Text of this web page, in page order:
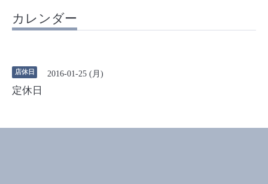
カレンダー
店休日 2016-01-25 (月)
定休日